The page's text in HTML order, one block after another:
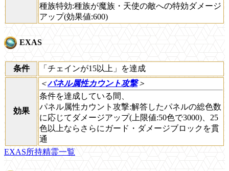
種族特効:種族が魔族・天使の敵への特効ダメージ
アップ(効果値:600)
EXAS
条件 「チェインが15以上」を達成
効果
＜パネル属性カウント攻撃＞
条件を達成している間、
パネル属性カウント攻撃:解答したパネルの総色数
に応じてダメージアップ(上限値:50色で3000)、25
色以上ならさらにガード・ダメージブロックを貫
通
EXAS所持精霊一覧